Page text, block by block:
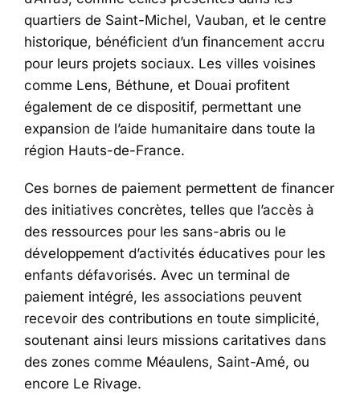
quartiers de Saint-Michel, Vauban, et le centre
historique, bénéficient d’un financement accru
pour leurs projets sociaux. Les villes voisines
comme Lens, Béthune, et Douai profitent
également de ce dispositif, permettant une
expansion de l’aide humanitaire dans toute la
région Hauts-de-France.
Ces bornes de paiement permettent de financer
des initiatives concrètes, telles que l’accès à
des ressources pour les sans-abris ou le
développement d’activités éducatives pour les
enfants défavorisés. Avec un terminal de
paiement intégré, les associations peuvent
recevoir des contributions en toute simplicité,
soutenant ainsi leurs missions caritatives dans
des zones comme Méaulens, Saint-Amé, ou
encore Le Rivage.